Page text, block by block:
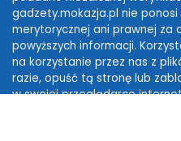
gadzety.mokazja.pl nie
merytorycznej ani prawnej za
powyższych informacji.
na korzystanie przez nas z
razie, opuść tą stronę lub
w swojej przeglądarce